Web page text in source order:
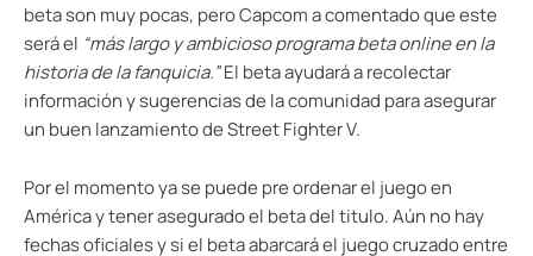
beta son muy pocas, pero Capcom a comentado que este
será el “más largo y ambicioso programa beta online en la
historia de la fanquicia.”El beta ayudará a recolectar
información y sugerencias de la comunidad para asegurar
un buen lanzamiento de Street Fighter V.
Por el momento ya se puede pre ordenar el juego en
América y tener asegurado el beta del titulo. Aún no hay
fechas oficiales y si el beta abarcará el juego cruzado entre